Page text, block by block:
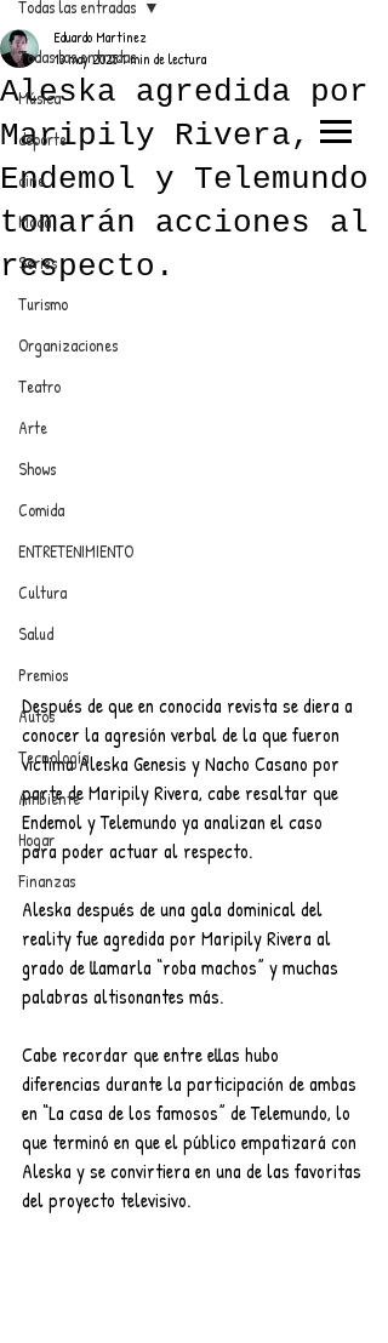
ANUNCIATE CON NOSOTROS
PARA MÁS INFORMACIÓN:
dinamicaseltrendytop@gmail.com
EL TRENDY TOP
CON EDDY MARTINEZ
Todas las entradas
Música
deporte
cine
Moda
Series
Turismo
Organizaciones
Teatro
Arte
Shows
Comida
ENTRETENIMIENTO
Cultura
Salud
Premios
Autos
Tecnología
Ambiente
Hogar
Finanzas
Todas las entradas
Aleska agredida por
Maripily Rivera,
Endemol y Telemundo
tomarán acciones al
respecto.
Eduardo Martínez
13 may 20251 min de lectura
Después de que en conocida revista se diera a
conocer la agresión verbal de la que fueron
victima Aleska Genesis y Nacho Casano por
parte de Maripily Rivera, cabe resaltar que
Endemol y Telemundo ya analizan el caso
para poder actuar al respecto.
Aleska después de una gala dominical del
reality fue agredida por Maripily Rivera al
grado de llamarla “roba machos” y muchas
palabras altisonantes más.
Cabe recordar que entre ellas hubo
diferencias durante la participación de ambas
en “La casa de los famosos” de Telemundo, lo
que terminó en que el público empatizará con
Aleska y se convirtiera en una de las favoritas
del proyecto televisivo.